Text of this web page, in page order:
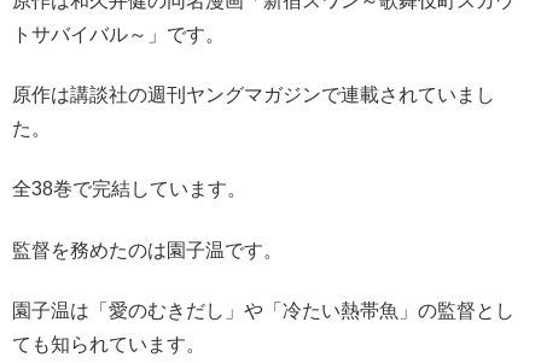
トサバイバル～」です。
原作は講談社の週刊ヤングマガジンで連載されていまし
た。
全38巻で完結しています。
監督を務めたのは園子温です。
園子温は「愛のむきだし」や「冷たい熱帯魚」の監督とし
ても知られています。